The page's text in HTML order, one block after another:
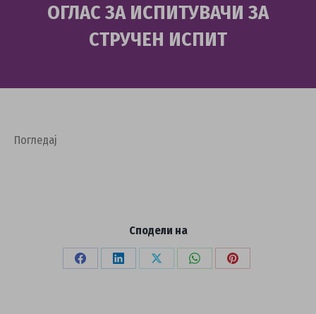
ОГЛАС ЗА ИСПИТУВАЧИ ЗА
СТРУЧЕН ИСПИТ
Погледај
Сподели на
Share
Share
Share
Share
Share